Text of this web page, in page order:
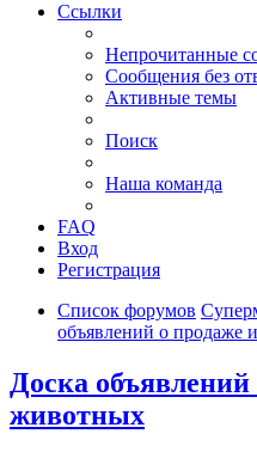
Ссылки
Непрочитанные
Сообщения без
Активные темы
Поиск
Наша команда
FAQ
Вход
Регистрация
Список форумов
объявлений о продаже
Доска
животных